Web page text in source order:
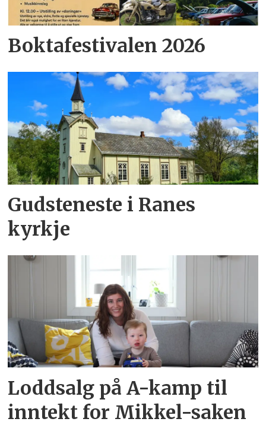
Boktafestivalen 2026
Gudsteneste i Ranes
kyrkje
Loddsalg på A-kamp til
inntekt for Mikkel-saken